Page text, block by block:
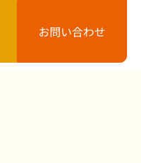
お問い合わせ